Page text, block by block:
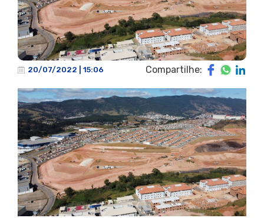
20/07/2022 | 15:06 Compartilhe: